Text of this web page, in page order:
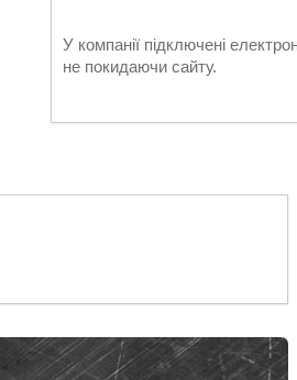
У компанії підключені
не покидаючи сайту.